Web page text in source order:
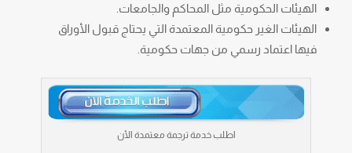
الهيئات الحكومية مثل المحاكم والجامعات.
الهيئات الغير حكومية المعتمدة التي يحتاج قبول الأوراق
فيها اعتماد رسمي من جهات حكومية.
اطلب خدمة ترجمة معتمدة الأن